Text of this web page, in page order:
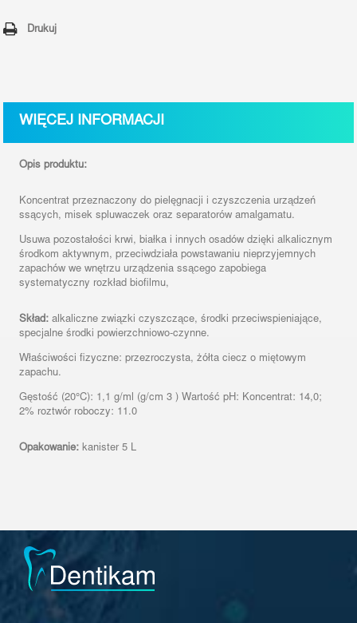
Drukuj
WIĘCEJ INFORMACJI
Opis produktu:
Koncentrat przeznaczony do pielęgnacji i czyszczenia urządzeń
ssących, misek spluwaczek oraz separatorów amalgamatu.
Usuwa pozostałości krwi, białka i innych osadów dzięki alkalicznym
środkom aktywnym, przeciwdziałapowstawaniu nieprzyjemnych
zapachów we wnętrzu urządzenia ssącego zapobiega
systematyczny rozkład biofilmu,
Skład: alkaliczne związki czyszczące, środki przeciwspieniające,
specjalne środki powierzchniowo-czynne.
Właściwości fizyczne: przezroczysta, żółta ciecz o miętowym
zapachu.
Gęstość (20°C): 1,1 g/ml (g/cm 3 ) Wartość pH: Koncentrat: 14,0;
2% roztwór roboczy: 11.0
Opakowanie:kanister 5 L